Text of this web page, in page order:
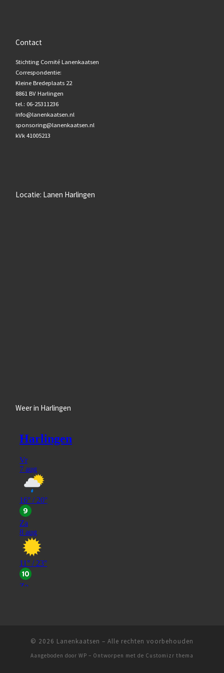
Contact
Stichting Comité Lanenkaatsen
Correspondentie:
Kleine Bredeplaats 22
8861 BV Harlingen
tel.: 06-25311236
info@lanenkaatsen.nl
sponsoring@lanenkaatsen.nl
kVk 41005213
Locatie: Lanen Harlingen
Weer in Harlingen
© 2026 Lanenkaatsen – Alle rechten voorbehouden
Aangeboden door WP – Ontworpen met de Customizr thema